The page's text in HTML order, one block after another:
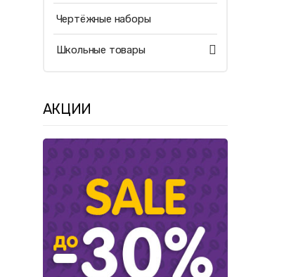
Чертёжные наборы
Школьные товары
АКЦИИ